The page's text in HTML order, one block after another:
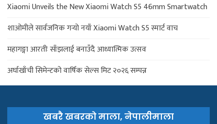
Xiaomi Unveils the New Xiaomi Watch S5 46mm Smartwatch
शाओमीले सार्वजनिक गर्‍यो नयाँ Xiaomi Watch S5 स्मार्ट वाच
महागङ्गा आरतीः साँझलाई बनाउँदै आध्यात्मिक उत्सव
अर्घाखाँची सिमेन्टको वार्षिक सेल्स मिट २०२६ सम्पन्न
खबरै खबरको माला, नेपालीमाला